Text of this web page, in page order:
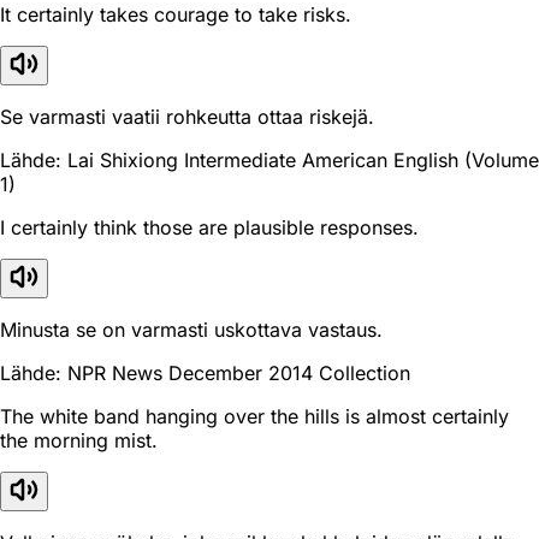
It certainly takes courage to take risks.
Se varmasti vaatii rohkeutta ottaa riskejä.
Lähde: Lai Shixiong Intermediate American English (Volume
1)
I certainly think those are plausible responses.
Minusta se on varmasti uskottava vastaus.
Lähde: NPR News December 2014 Collection
The white band hanging over the hills is almost certainly
the morning mist.